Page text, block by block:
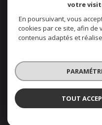
© 2026 | Tous droits
votre
En poursuivant, vous
cookies par ce site, afin de
contenus adaptés et
TOUT